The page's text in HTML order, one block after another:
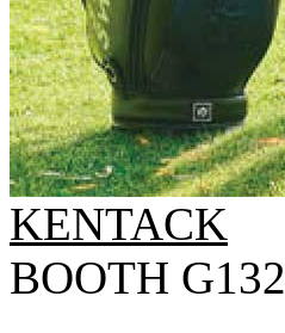
KENTACK
BOOTH G132